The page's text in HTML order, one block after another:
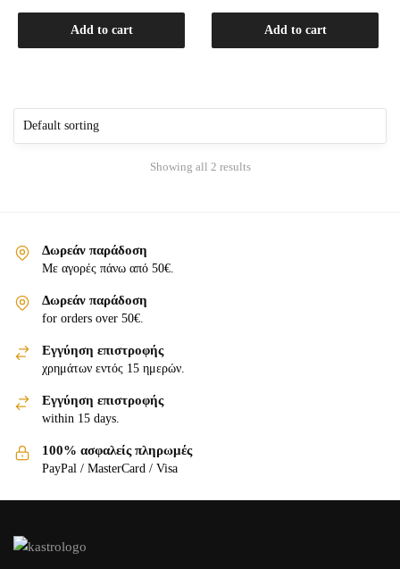
Add to cart Add to cart
Showing all 2 results
Δωρεάν παράδοση
Με αγορές πάνω από 50€.
Δωρεάν παράδοση
for orders over 50€.
Εγγύηση επιστροφής
χρημάτων εντός 15 ημερών.
Εγγύηση επιστροφής
within 15 days.
100% ασφαλείς πληρωμές
PayPal / MasterCard / Visa